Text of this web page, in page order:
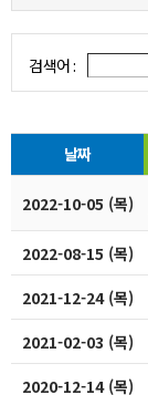
검색어 :
날짜
2022-10-05 (목)
2022-08-15 (목)
2021-12-24 (목)
2021-02-03 (목)
2020-12-14 (목)